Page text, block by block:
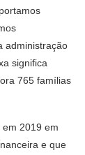
administração
significa
765 famílias
2019 em
e que